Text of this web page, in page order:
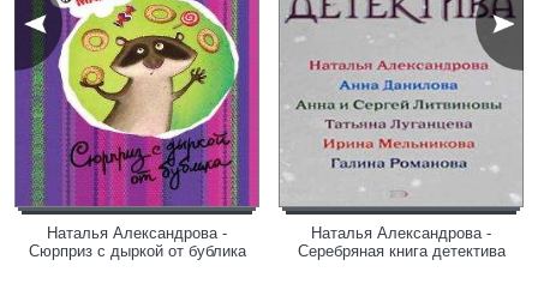
Наталья Александрова -
Сюрприз с дыркой от бублика
Наталья Александрова -
Серебряная книга детектива